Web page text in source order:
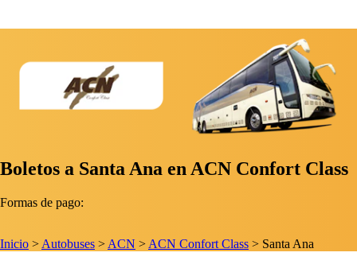
Boletos a Santa Ana en ACN Confort Class
Formas de pago:
Inicio > Autobuses > ACN > ACN Confort Class > Santa Ana